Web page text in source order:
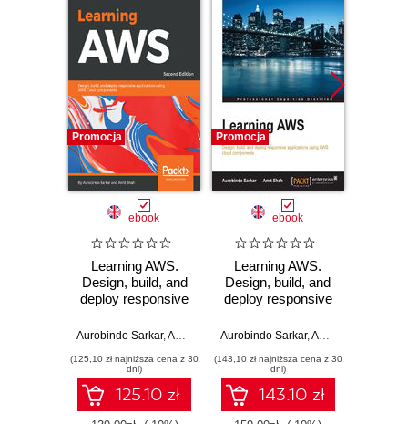
Promocja
ebook
Learning AWS.
Design, build, and
deploy responsive
AWS Cloud
Second Edition
Aurobindo Sarkar,Amit Shah
(125,10 zł najniższa cena z 30
dni)
125.10 zł
Promocja
ebook
Learning AWS.
Design, build, and
deploy responsive
AWS cloud
Aurobindo Sarkar,Amit Shah
(143,10 zł najniższa cena z 30
dni)
143.10 zł